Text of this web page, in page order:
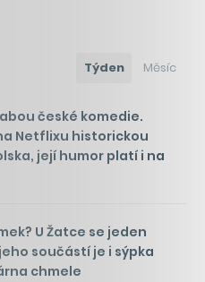
Týden Měsíc
české komedie.
Netflixu historickou
její humor platí i na
U Žatce se jeden
součástí je i sýpka
chmele